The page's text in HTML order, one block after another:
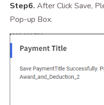
Step6. After Click Save,
Pop-up Box.